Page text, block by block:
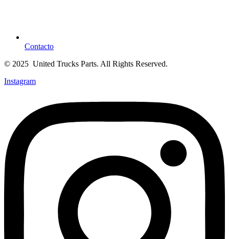
Contacto
© 2025 United Trucks Parts. All Rights Reserved.
Instagram